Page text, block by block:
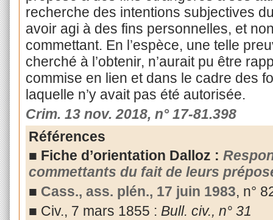
recherche des intentions subjectives
avoir agi à des fins personnelles, et
commettant. En l’espèce, une telle
cherché à l’obtenir, n’aurait pu être
commise en lien et dans le cadre des
laquelle n’y avait pas été autorisée.
Crim. 13 nov. 2018, n° 17-81.398
Références
■ Fiche d’orientation Dalloz :
commettants du fait de leurs
■ Cass., ass. plén., 17 juin 1983, n°
■ Civ., 7 mars 1855 : Bull. civ., n° 31